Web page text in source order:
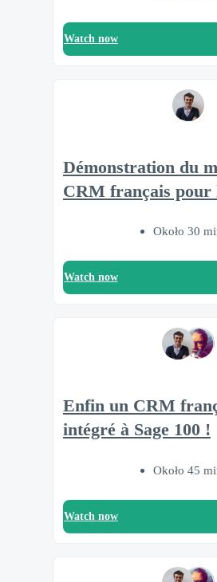
Watch now
Démonstration du
CRM français pour
Około 30
Watch now
Enfin un CRM
intégré à Sage 100 !
Około 45
Watch now